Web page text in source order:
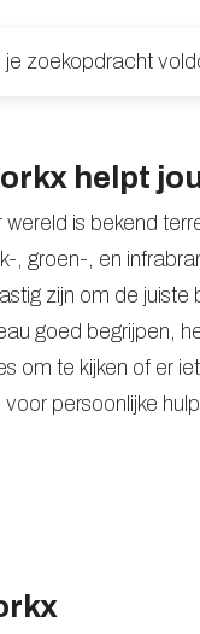
zoekopdracht
helpt
is bekend
, groen-, en
zijn om de
goed begrijpen,
om te kijken of er
persoonlijke